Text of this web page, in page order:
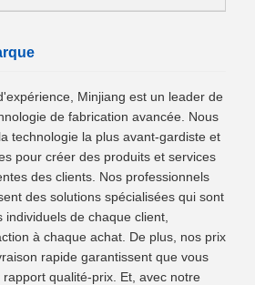
Minjiang est un leader de
de fabrication avancée. Nous
technologie la plus avant-gardiste et
pour créer des produits et services
des clients. Nos professionnels
des solutions spécialisées qui sont
de chaque client,
à chaque achat. De plus, nos prix
rapide garantissent que vous
qualité-prix. Et, avec notre